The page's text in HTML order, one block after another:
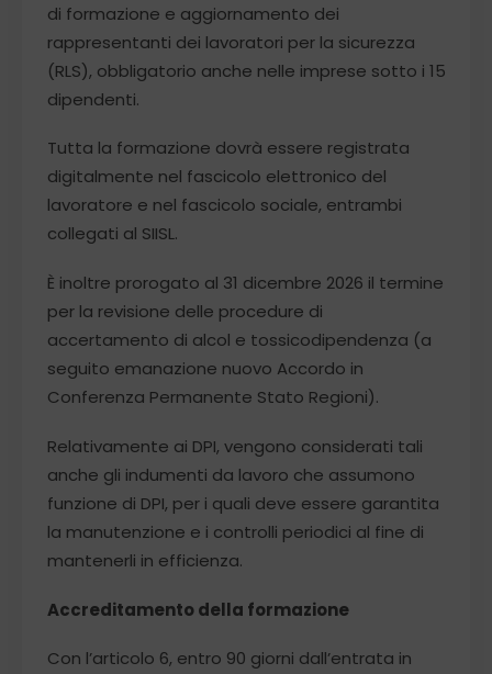
di formazione e aggiornamento dei
rappresentanti dei lavoratori per la sicurezza
(RLS), obbligatorio anche nelle imprese sotto i 15
dipendenti.
Tutta la formazione dovrà essere registrata
digitalmente nel fascicolo elettronico del
lavoratore e nel fascicolo sociale, entrambi
collegati al SIISL.
È inoltre prorogato al 31 dicembre 2026 il termine
per la revisione delle procedure di
accertamento di alcol e tossicodipendenza (a
seguito emanazione nuovo Accordo in
Conferenza Permanente Stato Regioni).
Relativamente ai DPI, vengono considerati tali
anche gli indumenti da lavoro che assumono
funzione di DPI, per i quali deve essere garantita
la manutenzione e i controlli periodici al fine di
mantenerli in efficienza.
Accreditamento della formazione
Con l’articolo 6, entro 90 giorni dall’entrata in